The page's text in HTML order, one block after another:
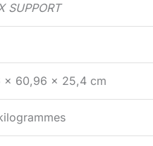
SUPPORT
x 60,96 x 25,4 cm